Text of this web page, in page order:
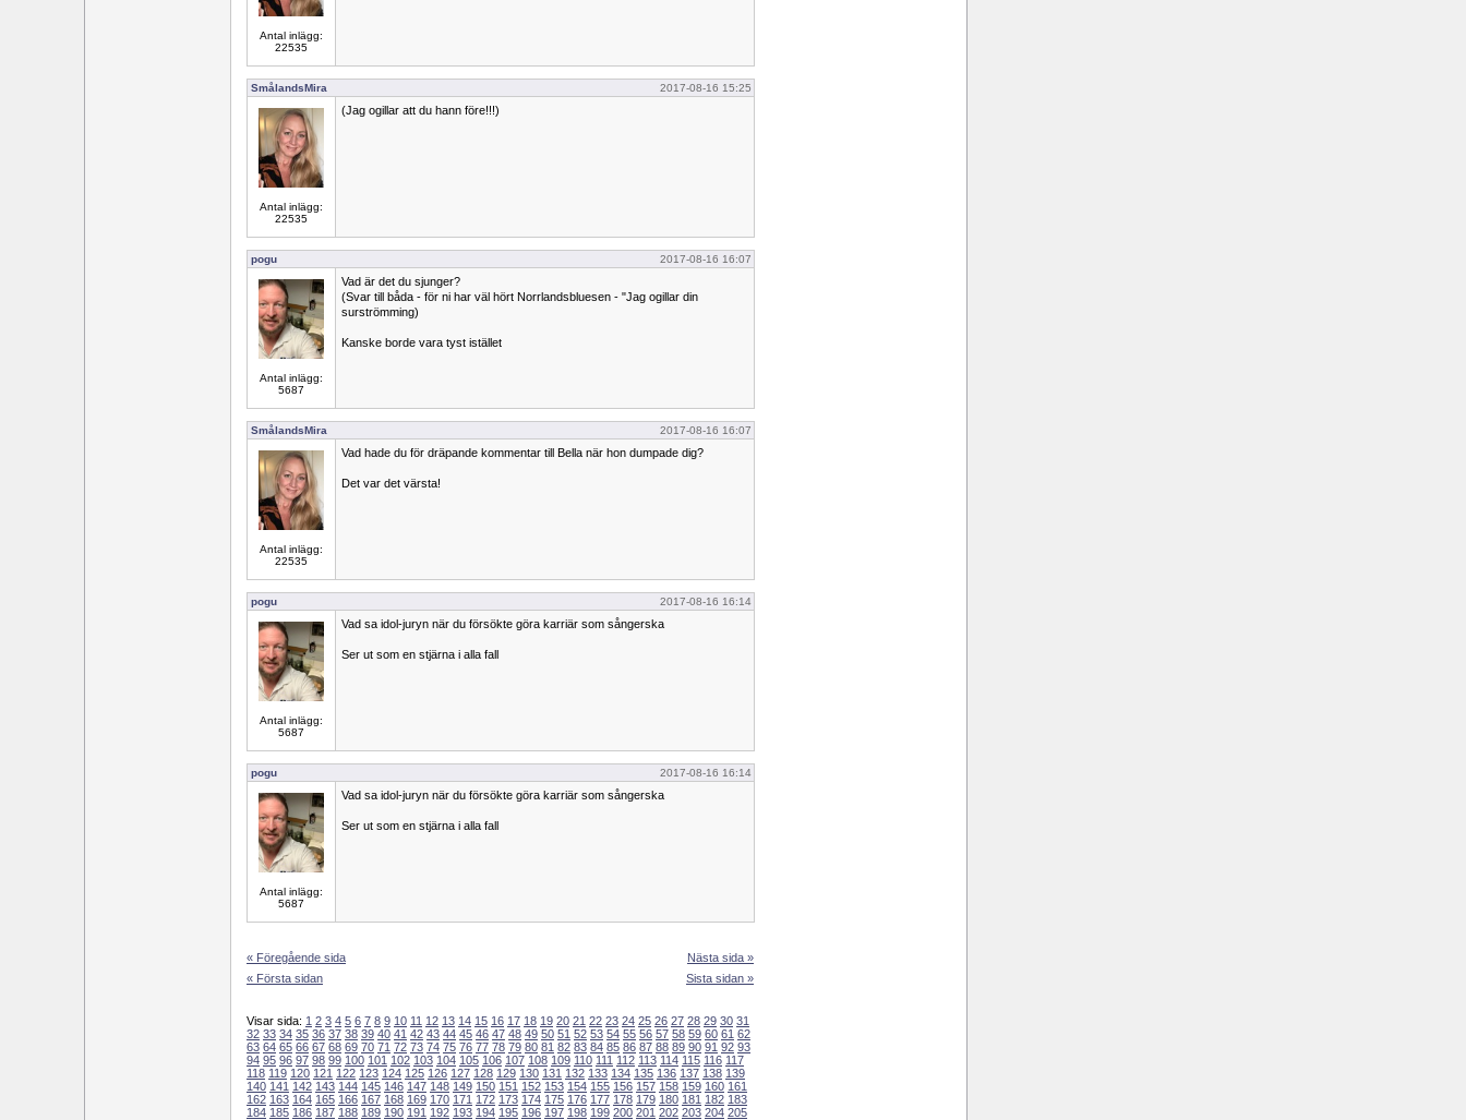
Antal inlägg:
22535
SmålandsMira 2017-08-16 15:25
Antal inlägg:
22535
(Jag ogillar att du hann före!!!)
pogu 2017-08-16 16:07
Antal inlägg:
5687
Vad är det du sjunger?
(Svar till båda - för ni har väl hört Norrlandsbluesen - "Jag ogillar din
surströmming)
Kanske borde vara tyst istället
SmålandsMira 2017-08-16 16:07
Antal inlägg:
22535
Vad hade du för dräpande kommentar till Bella när hon dumpade dig?
Det var det värsta!
pogu 2017-08-16 16:14
Antal inlägg:
5687
Vad sa idol-juryn när du försökte göra karriär som sångerska
Ser ut som en stjärna i alla fall
pogu 2017-08-16 16:14
Antal inlägg:
5687
Vad sa idol-juryn när du försökte göra karriär som sångerska
Ser ut som en stjärna i alla fall
« Föregående sida
« Första sidan
Nästa sida »
Sista sidan »
Visar sida: 1 2 3 4 5 6 7 8 9 10 11 12 13 14 15 16 17 18 19 20 21 22 23 24 25 26 27 28 29 30 31
32 33 34 35 36 37 38 39 40 41 42 43 44 45 46 47 48 49 50 51 52 53 54 55 56 57 58 59 60 61 62
63 64 65 66 67 68 69 70 71 72 73 74 75 76 77 78 79 80 81 82 83 84 85 86 87 88 89 90 91 92 93
94 95 96 97 98 99 100 101 102 103 104 105 106 107 108 109 110 111 112 113 114 115 116 117
118 119 120 121 122 123 124 125 126 127 128 129 130 131 132 133 134 135 136 137 138 139
140 141 142 143 144 145 146 147 148 149 150 151 152 153 154 155 156 157 158 159 160 161
162 163 164 165 166 167 168 169 170 171 172 173 174 175 176 177 178 179 180 181 182 183
184 185 186 187 188 189 190 191 192 193 194 195 196 197 198 199 200 201 202 203 204 205